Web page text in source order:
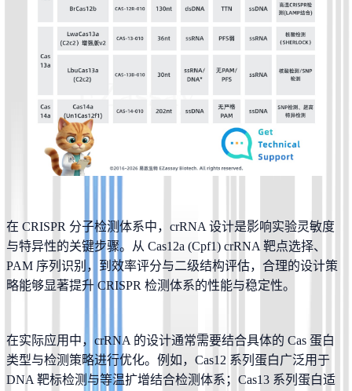
在 CRISPR 分子检测体系中，crRNA 设计是影响实验灵敏度
与特异性的关键步骤。从 Cas12a (Cpf1) crRNA 靶点选择、
PAM 序列识别，到效率评分与二级结构评估，合理的设计策
略能够显著提升 CRISPR 检测体系的性能与稳定性。
在实际应用中，crRNA 的设计通常需要结合具体的 Cas 蛋白
类型与检测策略进行优化。例如，Cas12 系列蛋白广泛用于
DNA 靶标检测与等温扩增结合检测体系；Cas13 系列蛋白适